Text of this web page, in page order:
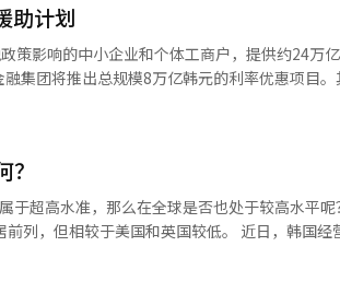
首尔商铺拍卖案件达2736宗，同比激增78.8%
也由78.9%跌至70.9%。拍卖数量大幅上升的
“缺乏差异化体验的门店正在失去存在价值，过
不
秀（音）指出：“实体门店需从‘销售场所’转型
至五年，将成为韩国线下商业格局重塑的关键
助计划
策影响的中小企业和个体工商户，提供约24万
至3万亿韩元；面向中小企业的特别利率优惠项
用保证基金签署协议，将投放1500亿韩元的低
韩金融集团还安排5000亿韩元援助个体工商户
率优惠贷款”。针对受关税冲击的企业，提供包
美国和英国较低。 近日，韩国经营者总
人以上规模企业的大学应届毕业生平均起薪（